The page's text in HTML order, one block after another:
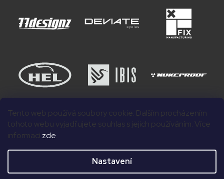
Tento web používá soubory cookie. Dalším procházením
tohoto webu vyjadřujete souhlas s jejich používáním. Více
informací zde
Nastavení